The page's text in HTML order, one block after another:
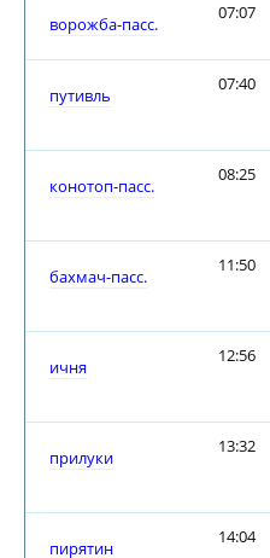
ворожба-пасс.
07:07
путивль
07:40
конотоп-пасс.
08:25
бахмач-пасс.
11:50
ичня
12:56
прилуки
13:32
пирятин
14:04